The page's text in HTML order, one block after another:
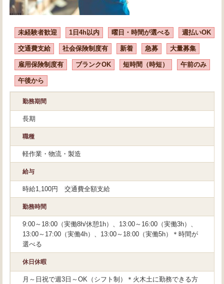
未経験者歓迎 1日4h以内 曜日・時間が選べる 週払いOK
交通費支給 社会保険制度有 新着 急募 大量募集
雇用保険制度有 ブランクOK 短時間（時短） 午前のみ
午後から
勤務期間
長期
職種
軽作業・物流・製造
給与
時給1,100円 交通費全額支給
勤務時間
9:00～18:00（実働8h/休憩1h）、13:00～16:00（実働3h）、
13:00～17:00（実働4h）、13:00～18:00（実働5h）＊時間が
選べる
休日休暇
月～日祝で週3日～OK（シフト制）＊火木土に勤務できる方